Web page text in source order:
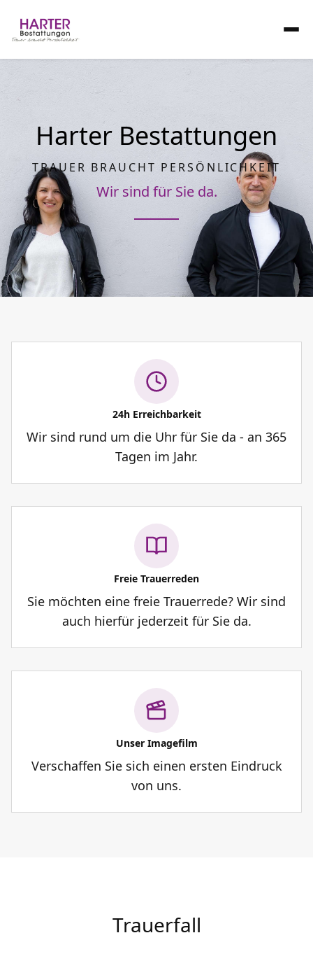
Harter Bestattungen
TRAUER BRAUCHT PERSÖNLICHKEIT
Wir sind für Sie da.
24h Erreichbarkeit
Wir sind rund um die Uhr für Sie da - an 365
Tagen im Jahr.
Freie Trauerreden
Sie möchten eine freie Trauerrede? Wir sind
auch hierfür jederzeit für Sie da.
Unser Imagefilm
Verschaffen Sie sich einen ersten Eindruck
von uns.
Trauerfall